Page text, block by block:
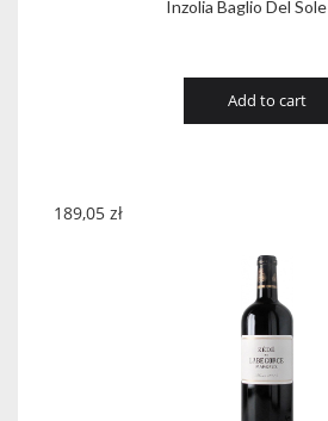
Inzolia Baglio Del
Add to cart
189,05 zł